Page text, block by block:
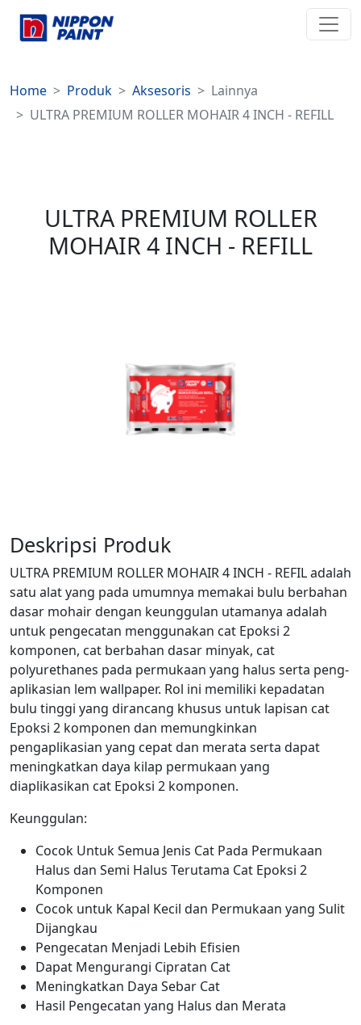
Home Produk Aksesoris
Lainnya
ULTRA PREMIUM ROLLER MOHAIR 4 INCH - REFILL
ULTRA PREMIUM ROLLER
MOHAIR 4 INCH - REFILL
Deskripsi Produk
ULTRA PREMIUM ROLLER MOHAIR 4 INCH - REFIL adalah
satu alat yang pada umumnya memakai bulu berbahan
dasar mohair dengan keunggulan utamanya adalah
untuk pengecatan menggunakan cat Epoksi 2
komponen, cat berbahan dasar minyak, cat
polyurethanes pada permukaan yang halus serta peng-
aplikasian lem wallpaper. Rol ini memiliki kepadatan
bulu tinggi yang dirancang khusus untuk lapisan cat
Epoksi 2 komponen dan memungkinkan
pengaplikasian yang cepat dan merata serta dapat
meningkatkan daya kilap permukaan yang
diaplikasikan cat Epoksi 2 komponen.
Keunggulan:
Cocok Untuk Semua Jenis Cat Pada Permukaan
Halus dan Semi Halus Terutama Cat Epoksi 2
Komponen
Cocok untuk Kapal Kecil dan Permukaan yang Sulit
Dijangkau
Pengecatan Menjadi Lebih Efisien
Dapat Mengurangi Cipratan Cat
Meningkatkan Daya Sebar Cat
Hasil Pengecatan yang Halus dan Merata